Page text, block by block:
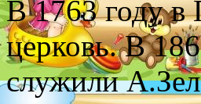
В 1763 году в
церковь. В
служили